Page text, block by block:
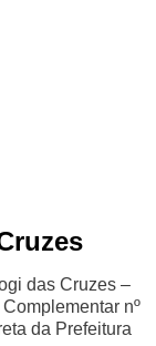
das Cruzes –
nº
da Prefeitura